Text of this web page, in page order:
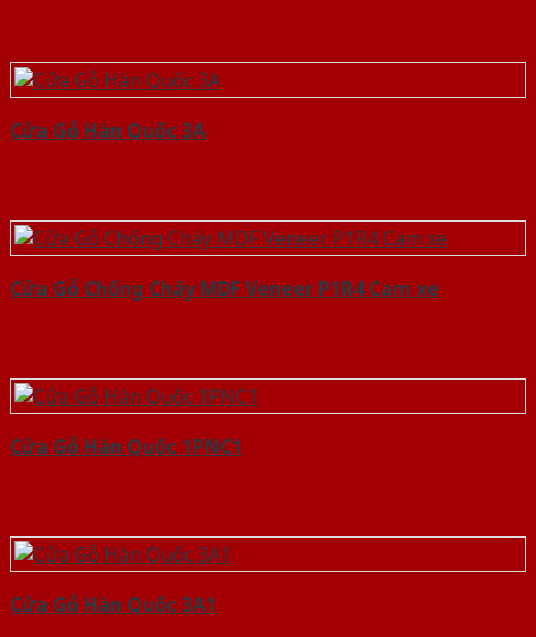
Cửa Gỗ Hàn Quốc 3A
Cửa Gỗ Chống Cháy MDF Veneer P1R4 Cam xe
Cửa Gỗ Hàn Quốc 1PNC1
Cửa Gỗ Hàn Quốc 3A1